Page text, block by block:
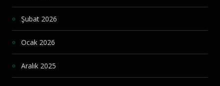
Şubat 2026
Ocak 2026
Aralık 2025